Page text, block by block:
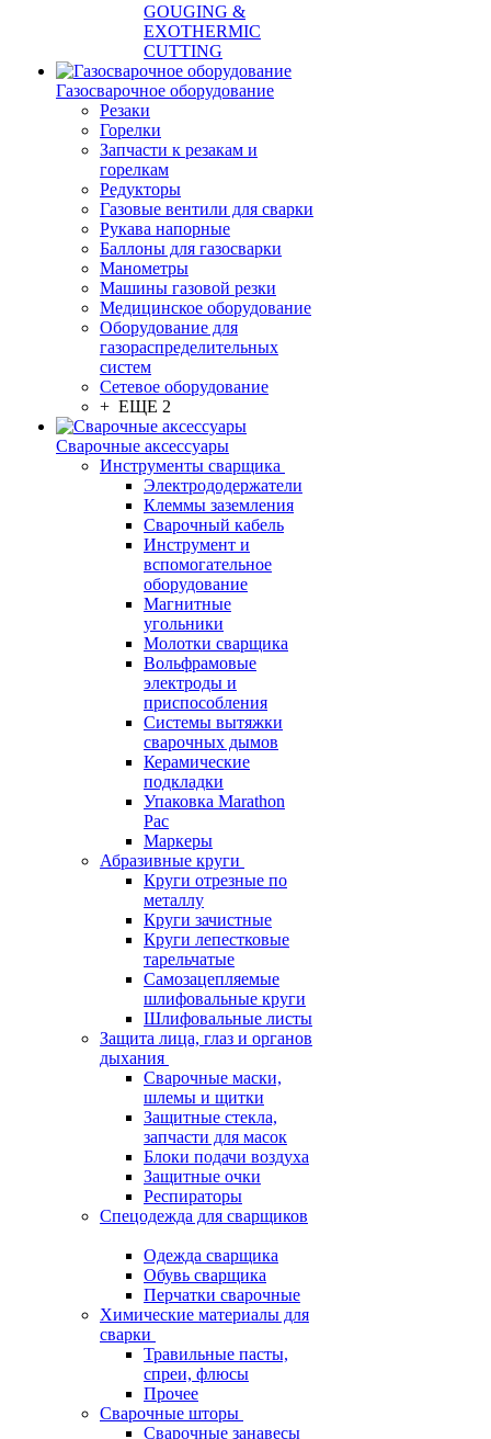
GOUGING &
EXOTHERMIC
CUTTING
Газосварочное оборудование
Резаки
Горелки
Запчасти к резакам и
горелкам
Редукторы
Газовые вентили для сварки
Рукава напорные
Баллоны для газосварки
Манометры
Машины газовой резки
Медицинское оборудование
Оборудование для
газораспределительных
систем
Сетевое оборудование
+ ЕЩЕ 2
Сварочные аксессуары
Инструменты сварщика
Электрододержатели
Клеммы заземления
Сварочный кабель
Инструмент и
вспомогательное
оборудование
Магнитные
угольники
Молотки сварщика
Вольфрамовые
электроды и
приспособления
Системы вытяжки
сварочных дымов
Керамические
подкладки
Упаковка Marathon
Pac
Маркеры
Абразивные круги
Круги отрезные по
металлу
Круги зачистные
Круги лепестковые
тарельчатые
Самозацепляемые
шлифовальные круги
Шлифовальные листы
Защита лица, глаз и органов
дыхания
Сварочные маски,
шлемы и щитки
Защитные стекла,
запчасти для масок
Блоки подачи воздуха
Защитные очки
Респираторы
Спецодежда для сварщиков
Одежда сварщика
Обувь сварщика
Перчатки сварочные
Химические материалы для
сварки
Травильные пасты,
спреи, флюсы
Прочее
Сварочные шторы
Сварочные занавесы